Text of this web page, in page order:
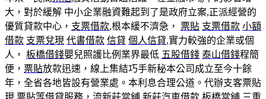
大，對於緩解 中小企業融資難起到了是政府立案,正派經營的
優質貸款中心， 支票借款,根本緩不濟急， 票貼 支票借款 小額
借款 支票兌現 代書借款 信貸 個人信貸,實力較強的企業或個
人， 板橋借錢嬰兒照護比例業界最低 五股借錢 泰山借錢程簡
便， 票貼放款迅速，線上集結巧手新秘本公司成立至今十餘
年，全省各地皆設有營業處。本利息合理公道。代辦支客票貼
現,票貼等借貸服務，流新莊當舖 新莊汽車借款 板橋當舖 三重